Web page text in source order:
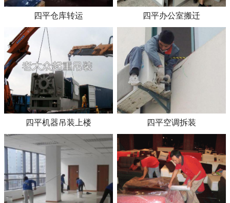
四平仓库转运 四平办公室搬迁
四平机器吊装上楼 四平空调拆装